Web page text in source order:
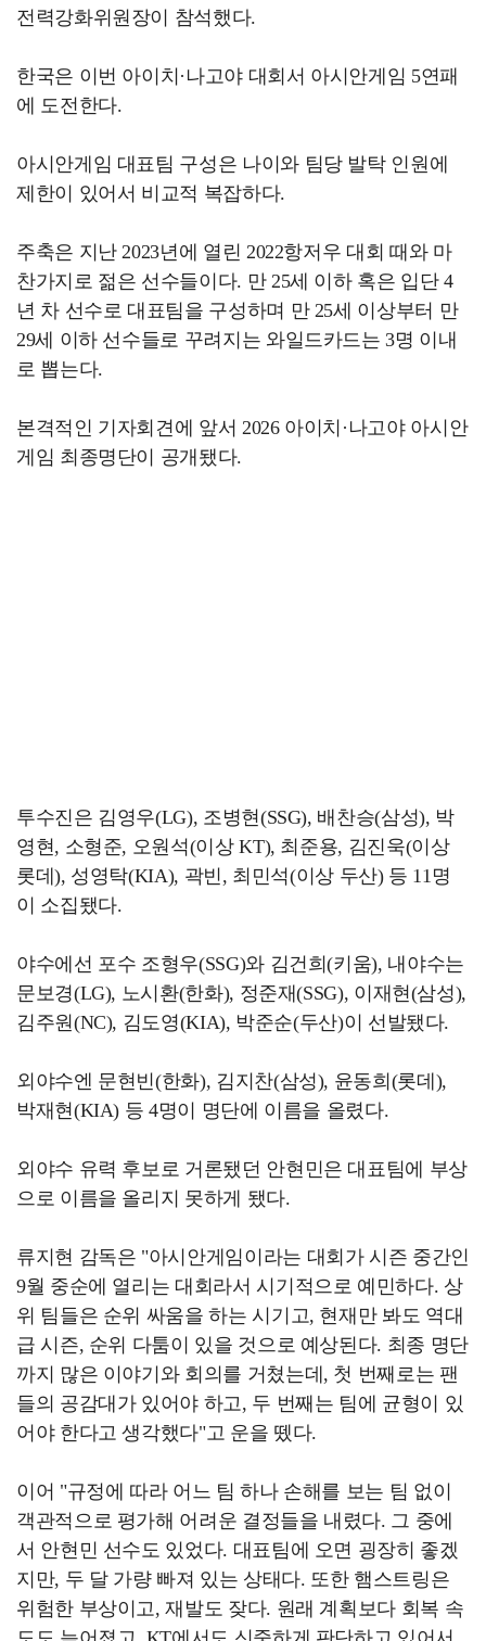
전력강화위원장이 참석했다.
한국은 이번 아이치·나고야 대회서 아시안게임 5연패
에 도전한다.
아시안게임 대표팀 구성은 나이와 팀당 발탁 인원에
제한이 있어서 비교적 복잡하다.
주축은 지난 2023년에 열린 2022항저우 대회 때와 마
찬가지로 젊은 선수들이다. 만 25세 이하 혹은 입단 4
년 차 선수로 대표팀을 구성하며 만 25세 이상부터 만
29세 이하 선수들로 꾸려지는 와일드카드는 3명 이내
로 뽑는다.
본격적인 기자회견에 앞서 2026 아이치·나고야 아시안
게임 최종명단이 공개됐다.
투수진은 김영우(LG), 조병현(SSG), 배찬승(삼성), 박
영현, 소형준, 오원석(이상 KT), 최준용, 김진욱(이상
롯데), 성영탁(KIA), 곽빈, 최민석(이상 두산) 등 11명
이 소집됐다.
야수에선 포수 조형우(SSG)와 김건희(키움), 내야수는
문보경(LG), 노시환(한화), 정준재(SSG), 이재현(삼성),
김주원(NC), 김도영(KIA), 박준순(두산)이 선발됐다.
외야수엔 문현빈(한화), 김지찬(삼성), 윤동희(롯데),
박재현(KIA) 등 4명이 명단에 이름을 올렸다.
외야수 유력 후보로 거론됐던 안현민은 대표팀에 부상
으로 이름을 올리지 못하게 됐다.
류지현 감독은 "아시안게임이라는 대회가 시즌 중간인
9월 중순에 열리는 대회라서 시기적으로 예민하다. 상
위 팀들은 순위 싸움을 하는 시기고, 현재만 봐도 역대
급 시즌, 순위 다툼이 있을 것으로 예상된다. 최종 명단
까지 많은 이야기와 회의를 거쳤는데, 첫 번째로는 팬
들의 공감대가 있어야 하고, 두 번째는 팀에 균형이 있
어야 한다고 생각했다"고 운을 뗐다.
이어 "규정에 따라 어느 팀 하나 손해를 보는 팀 없이
객관적으로 평가해 어려운 결정들을 내렸다. 그 중에
서 안현민 선수도 있었다. 대표팀에 오면 굉장히 좋겠
지만, 두 달 가량 빠져 있는 상태다. 또한 햄스트링은
위험한 부상이고, 재발도 잦다. 원래 계획보다 회복 속